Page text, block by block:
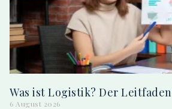
Was ist Logistik? Der Leitfaden
6 August 2026